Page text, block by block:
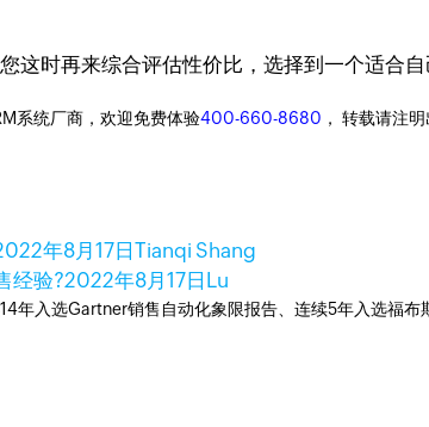
这时再来综合评估性价比，选择到一个适合自
系统厂商，欢迎免费体验400-660-8680 ， 转载请注
年8月17日Tianqi Shang
经验?2022年8月17日 Lu
年入选Gartner销售自动化象限报告、连续5年入选福